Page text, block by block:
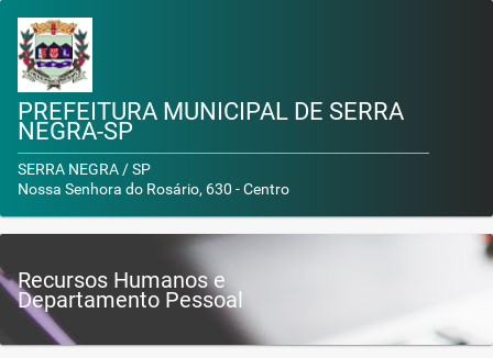
PREFEITURA MUNICIPAL DE SERRA
NEGRA-SP
SERRA NEGRA / SP
Nossa Senhora do Rosário, 630 - Centro
Recursos Humanos e
Departamento Pessoal